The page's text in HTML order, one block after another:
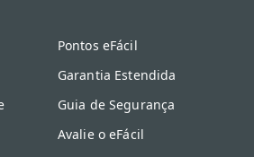
Pontos eFácil
Garantia Estendida
Guia de Segurança
Avalie o eFácil